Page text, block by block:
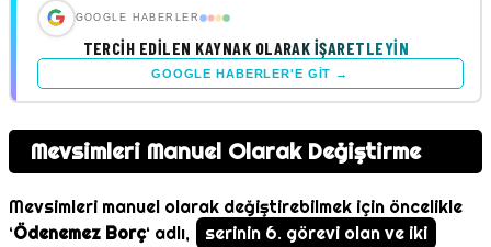
GOOGLE HABERLER
TERCIH EDILEN KAYNAK OLARAK İŞARETLEYIN
GOOGLE HABERLER'E GIT →
Mevsimleri Manuel Olarak Değiştirme
Mevsimleri manuel olarak değiştirebilmek için öncelikle
‘Ödenemez Borç‘ adlı,
serinin 6. görevi olan ve iki